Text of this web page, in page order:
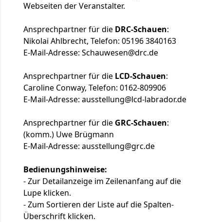
Webseiten der Veranstalter.
Ansprechpartner für die DRC-Schauen:
Nikolai Ahlbrecht, Telefon: 05196 3840163
E-Mail-Adresse: Schauwesen@drc.de
Ansprechpartner für die LCD-Schauen:
Caroline Conway, Telefon: 0162-809906
E-Mail-Adresse: ausstellung@lcd-labrador.de
Ansprechpartner für die GRC-Schauen:
(komm.) Uwe Brügmann
E-Mail-Adresse: ausstellung@grc.de
Bedienungshinweise:
- Zur Detailanzeige im Zeilenanfang auf die
Lupe klicken.
- Zum Sortieren der Liste auf die Spalten-
Überschrift klicken.